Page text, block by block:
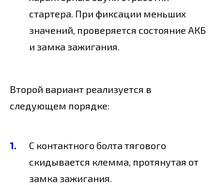
стартера. При фиксации меньших
значений, проверяется состояние АКБ
и замка зажигания.
Второй вариант реализуется в
следующем порядке:
С контактного болта тягового
скидывается клемма, протянутая от
замка зажигания.